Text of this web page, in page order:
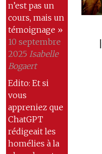
n’est pas un
cours, mais un
témoignage »
10 septembre
2025 Isabelle
Bogaert
Edito: Et si
vous
appreniez que
ChatGPT
rédigeait les
homélies à la